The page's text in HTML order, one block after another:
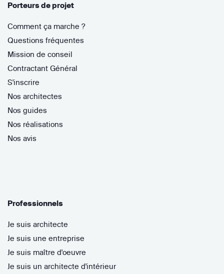
Porteurs de projet
Comment ça marche ?
Questions fréquentes
Mission de conseil
Contractant Général
S'inscrire
Nos architectes
Nos guides
Nos réalisations
Nos avis
Professionnels
Je suis architecte
Je suis une entreprise
Je suis maître d'oeuvre
Je suis un architecte d'intérieur